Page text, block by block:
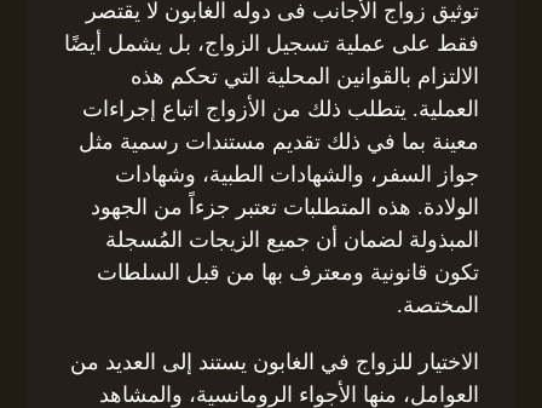
توثيق زواج الأجانب فى دوله الغابون لا يقتصر
فقط على عملية تسجيل الزواج، بل يشمل أيضًا
الالتزام بالقوانين المحلية التي تحكم هذه
العملية. يتطلب ذلك من الأزواج اتباع إجراءات
معينة بما في ذلك تقديم مستندات رسمية مثل
جواز السفر، والشهادات الطبية، وشهادات
الولادة. هذه المتطلبات تعتبر جزءاً من الجهود
المبذولة لضمان أن جميع الزيجات المُسجلة
تكون قانونية ومعترف بها من قبل السلطات
المختصة.
الاختيار للزواج في الغابون يستند إلى العديد من
العوامل، منها الأجواء الرومانسية، والمشاهد